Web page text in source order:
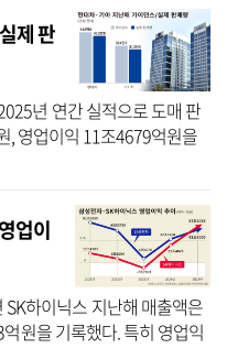
제 판
년 연간 실적으로 도매 판
, 영업이익 11조4679억원을
성장률 5.0~6.0%, 영업이익
업이
하이닉스 지난해 매출액은
원을 기록했다. 특히 영업익